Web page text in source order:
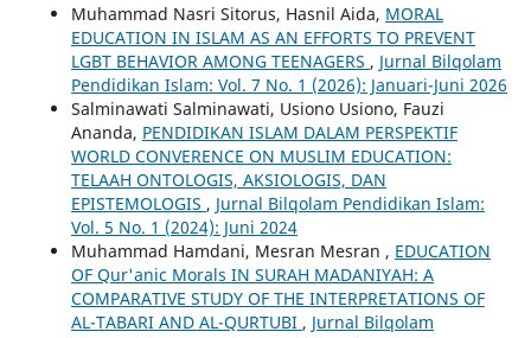
Muhammad Nasri Sitorus, Hasnil Aida, MORAL
EDUCATION IN ISLAM AS AN EFFORTS TO PREVENT
LGBT BEHAVIOR AMONG TEENAGERS , Jurnal Bilqolam
Pendidikan Islam: Vol. 7 No. 1 (2026): Januari-Juni 2026
Salminawati Salminawati, Usiono Usiono, Fauzi
Ananda, PENDIDIKAN ISLAM DALAM PERSPEKTIF
WORLD CONVERENCE ON MUSLIM EDUCATION:
TELAAH ONTOLOGIS, AKSIOLOGIS, DAN
EPISTEMOLOGIS , Jurnal Bilqolam Pendidikan Islam:
Vol. 5 No. 1 (2024): Juni 2024
Muhammad Hamdani, Mesran Mesran , EDUCATION
OF Qur'anic Morals IN SURAH MADANIYAH: A
COMPARATIVE STUDY OF THE INTERPRETATIONS OF
AL-TABARI AND AL-QURTUBI , Jurnal Bilqolam